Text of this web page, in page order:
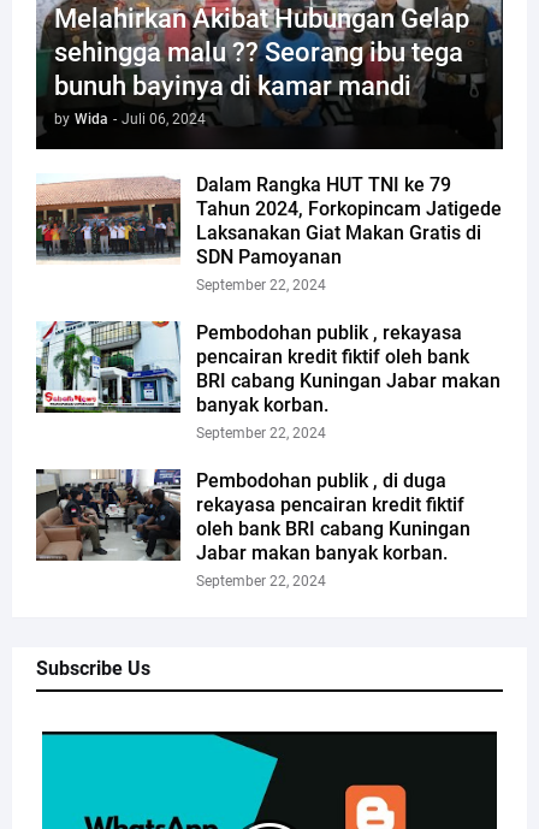
Melahirkan Akibat Hubungan Gelap
sehingga malu ?? Seorang ibu tega
bunuh bayinya di kamar mandi
by Wida - Juli 06, 2024
Dalam Rangka HUT TNI ke 79
Tahun 2024, Forkopincam Jatigede
Laksanakan Giat Makan Gratis di
SDN Pamoyanan
September 22, 2024
Pembodohan publik , rekayasa
pencairan kredit fiktif oleh bank
BRI cabang Kuningan Jabar makan
banyak korban.
September 22, 2024
Pembodohan publik , di duga
rekayasa pencairan kredit fiktif
oleh bank BRI cabang Kuningan
Jabar makan banyak korban.
September 22, 2024
Subscribe Us